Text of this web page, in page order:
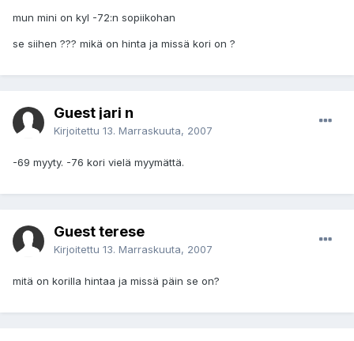
mun mini on kyl -72:n sopiikohan
se siihen ??? mikä on hinta ja missä kori on ?
Guest jari n
Kirjoitettu 13. Marraskuuta, 2007
-69 myyty. -76 kori vielä myymättä.
Guest terese
Kirjoitettu 13. Marraskuuta, 2007
mitä on korilla hintaa ja missä päin se on?